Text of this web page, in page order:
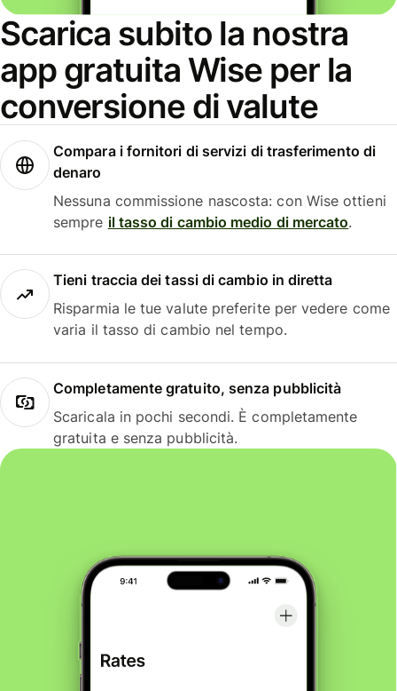
Scarica subito la nostra
app gratuita Wise per la
conversione di valute
Compara i fornitori di servizi di trasferimento di
denaro
Nessuna commissione nascosta: con Wise ottieni
sempre il tasso di cambio medio di mercato.
Tieni traccia dei tassi di cambio in diretta
Risparmia le tue valute preferite per vedere come
varia il tasso di cambio nel tempo.
Completamente gratuito, senza pubblicità
Scaricala in pochi secondi. È completamente
gratuita e senza pubblicità.